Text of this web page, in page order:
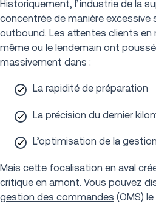
Historiquement, l’industrie de la
concentrée de manière excessive
outbound. Les attentes clients en
même ou le lendemain ont
massivement dans :
La rapidité de préparation
La précision du dernier
L’optimisation de la
Mais cette focalisation en aval
critique en amont. Vous pouvez
gestion des commandes (OMS)